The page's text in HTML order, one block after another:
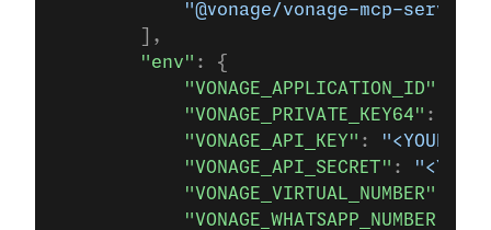
"@vonage/vonage-mcp-server-
        ],
        "env"
: {
            "VONAGE_APPLICATION_ID"
            "VONAGE_PRIVATE_KEY64"
:
            "VONAGE_API_KEY"
:
            "VONAGE_API_SECRET"
:
            "VONAGE_VIRTUAL_NUMBER"
            "VONAGE_WHATSAPP_NUMBER"